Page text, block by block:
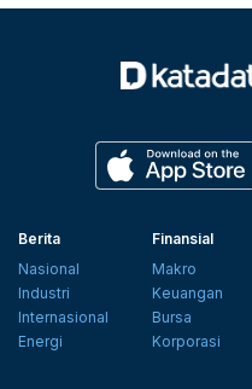
Berita
Nasional
Industri
Internasional
Energi
Finansial
Makro
Keuangan
Bursa
Korporasi